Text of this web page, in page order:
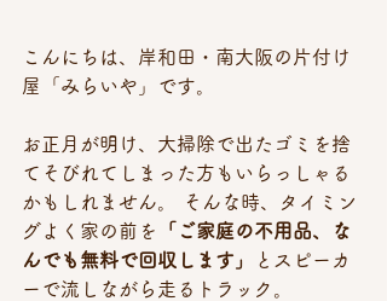
こんにちは、岸和田・南大阪の片付け
屋「みらいや」です。
お正月が明け、大掃除で出たゴミを捨
てそびれてしまった方もいらっしゃる
かもしれません。 そんな時、タイミン
グよく家の前を
「ご家庭の不用品、な
んでも無料で回収します」
とスピーカ
ーで流しながら走るトラック。